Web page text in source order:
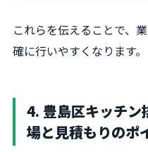
これらを伝えることで、
確に行いやすくなります。
4. 豊島区キッチン
場と見積もりのポ